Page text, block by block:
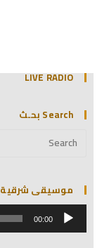
LIVE RADIO
Search بحـث
موسيقى شرقية
مشغل
الصوت 00:00